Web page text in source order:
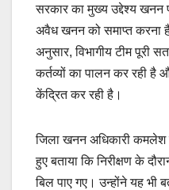
सरकार का मुख्य उद्देश्य खनन
अवैध खनन को समाप्त
अनुसार, विभागीय टीम पूरी
कर्तव्यों का पालन कर रही
केंद्रित कर रही है।
जिला खनन अधिकारी कमलेश
हुए बताया कि निरीक्षण के
बिल पाए गए। उन्होंने यह भी